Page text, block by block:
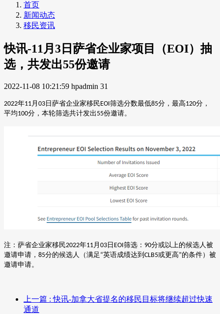
首页
新闻动态
移民资讯
快讯-11月3日萨省企业家项目（EOI）抽
选，共发出55份邀请
2022-11-08 10:21:59 hpadmin 31
2022年11 月 03 日萨省企业家移民 EOI 筛选分数最低85分，最高120分，
平均100分，本轮筛选共计发出 55份邀请。
注：萨省企业家移民2022年11 月 03 日 EOI 筛选： 90分或以上的候选人被
邀请申请， 85分的候选人（满足 “英语成绩达到 CLB5或更高”的条件）被
邀请申请。
上一篇 : 快讯-加拿大省提名的移民目标将继续超过快速
通道